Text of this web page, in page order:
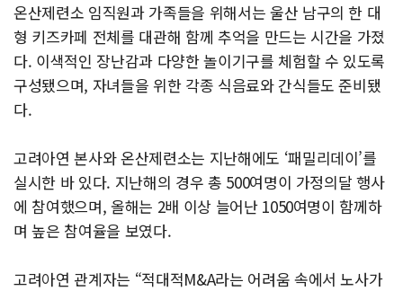
온산제련소 임직원과 가족들을 위해서는 울산 남구의 한 대
형 키즈카페 전체를 대관해 함께 추억을 만드는 시간을 가졌
다. 이색적인 장난감과 다양한 놀이기구를 체험할 수 있도록
구성됐으며, 자녀들을 위한 각종 식음료와 간식들도 준비됐
다.
고려아연 본사와 온산제련소는 지난해에도 ‘패밀리데이’를
실시한 바 있다. 지난해의 경우 총 500여명이 가정의달 행사
에 참여했으며, 올해는 2배 이상 늘어난 1050여명이 함께하
며 높은 참여율을 보였다.
고려아연 관계자는 “적대적M&A라는 어려움 속에서 노사가